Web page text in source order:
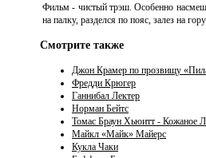
Фильм - чистый трэш. Особенно
на палку, разделся по пояс, залез на
Смотрите также
Джон Крамер по прозвищу
Фредди Крюгер
Ганнибал Лектер
Норман Бейтс
Томас Браун Хьюитт - Кожаное
Майкл «Майк» Майерс
Кукла Чаки